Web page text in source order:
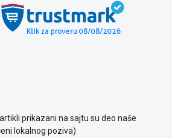
prikazani na sajtu su deo naše
lokalnog poziva)